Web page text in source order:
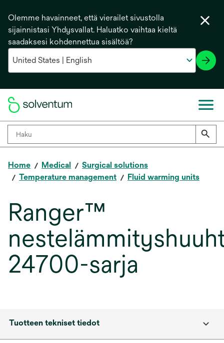
Olemme havainneet, että vierailet sivustolla
sijainnistasi Yhdysvallat. Haluatko vaihtaa kieltä
saadaksesi kohdennettua sisältöä?
Home Medical
Surgical solutions
Temperature management
Fluid warming units
Ranger™
24700-sarja
Tuotteen tekniset tiedot